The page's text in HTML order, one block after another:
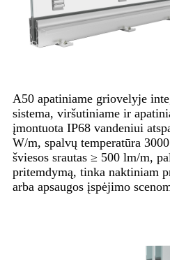
A50 apatiniame griovelyje
sistema, viršutiniame ir
įmontuota IP68 vandeniui
W/m, spalvų temperatūra
šviesos srautas ≥ 500 lm/m,
pritemdymą, tinka naktiniam
arba apsaugos įspėjimo